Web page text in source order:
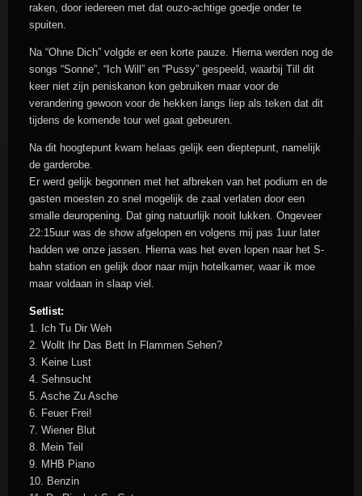
raken, door iedereen met dat ouzo-achtige goedje onder te
spuiten.
Na “Ohne Dich” volgde er een korte pauze. Hierna werden nog de
songs “Sonne”, “Ich Will” en “Pussy” gespeeld, waarbij Till dit
keer niet zijn peniskanon kon gebruiken maar voor de
verandering gewoon voor de hekken langs liep als teken dat dit
tijdens de komende tour wel gaat gebeuren.
Na dit hoogtepunt kwam helaas gelijk een dieptepunt, namelijk
de garderobe.
Er werd gelijk begonnen met het afbreken van het podium en de
gasten moesten zo snel mogelijk de zaal verlaten door een
smalle deuropening. Dat ging natuurlijk nooit lukken. Ongeveer
22:15uur was de show afgelopen en volgens mij pas 1uur later
hadden we onze jassen. Hierna was het even lopen naar het S-
bahn station en gelijk door naar mijn hotelkamer, waar ik moe
maar voldaan in slaap viel.
Setlist:
1. Ich Tu Dir Weh
2. Wollt Ihr Das Bett In Flammen Sehen?
3. Keine Lust
4. Sehnsucht
5. Asche Zu Asche
6. Feuer Frei!
7. Wiener Blut
8. Mein Teil
9. MHB Piano
10. Benzin